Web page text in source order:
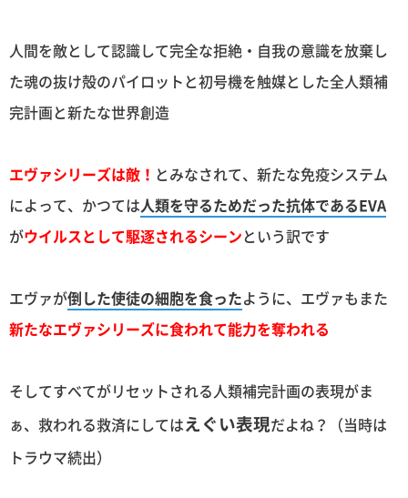
人間を敵として認識して完全な拒絶・自我の意識を放棄し
た魂の抜け殻のパイロットと初号機を触媒とした全人類補
完計画と新たな世界創造
エヴァシリーズは敵！ とみなされて、新たな免疫システム
によって、かつては人類を守るためだった抗体であるEVA
がウイルスとして駆逐されるシーンという訳です
エヴァが倒した使徒の細胞を食ったように、エヴァもまた
新たなエヴァシリーズに食われて能力を奪われる
そしてすべてがリセットされる人類補完計画の表現がま
ぁ、救われる救済にしてはえぐい表現だよね？（当時は
トラウマ続出）